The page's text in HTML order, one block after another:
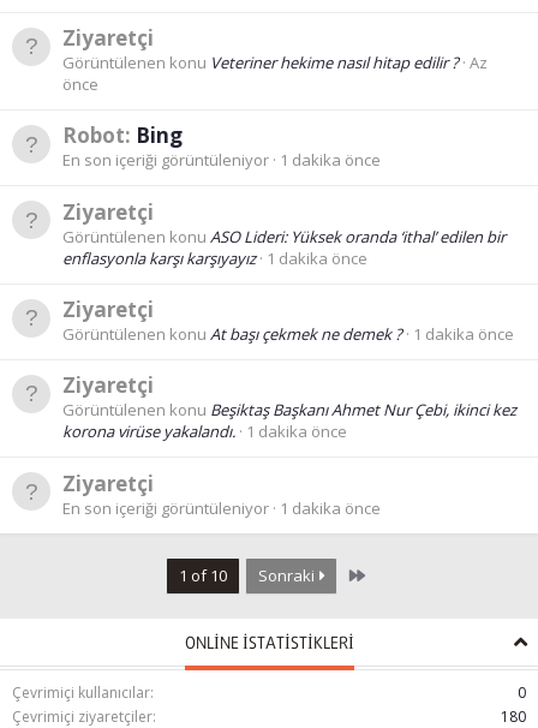
Ziyaretçi
Görüntülenen konu Veteriner hekime nasıl hitap edilir ? Az
önce
Robot: Bing
En son içeriği görüntüleniyor 1 dakika önce
Ziyaretçi
Görüntülenen konu ASO Lideri: Yüksek oranda ‘ithal’ edilen bir
enflasyonla karşı karşıyayız
1 dakika önce
Ziyaretçi
Görüntülenen konu At başı çekmek ne demek ? 1 dakika önce
Ziyaretçi
Görüntülenen konu Beşiktaş Başkanı Ahmet Nur Çebi, ikinci kez
korona virüse yakalandı.
1 dakika önce
Ziyaretçi
En son içeriği görüntüleniyor 1 dakika önce
1 of 10 Sonraki Last
ONLINE ISTATISTIKLERI
Çevrimiçi kullanıcılar
0
Çevrimiçi ziyaretçiler
180